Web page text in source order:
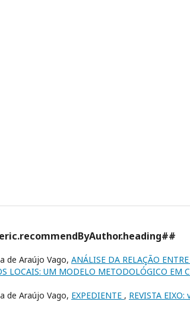
de Araújo Vago, ANÁLISE DA RELAÇÃO
LOCAIS: UM MODELO METODOLÓGICO EM
de Araújo Vago, EXPEDIENTE , REVISTA